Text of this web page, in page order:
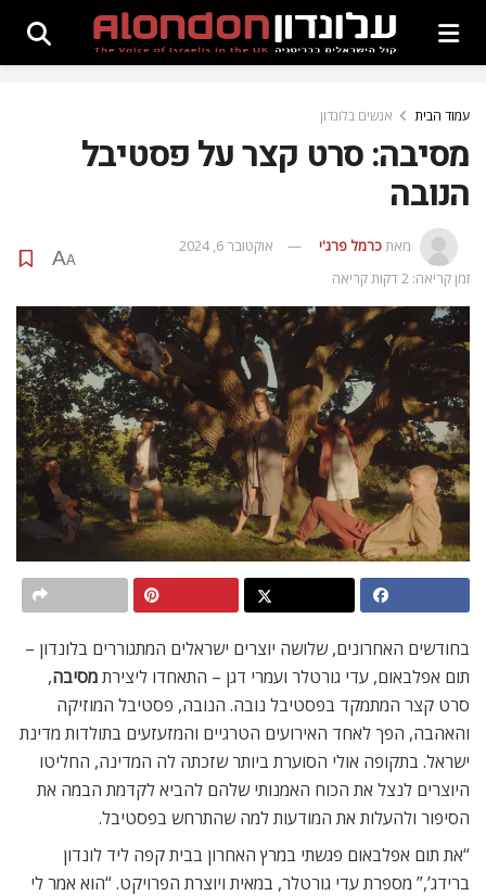
עמוד הבית אנשים בלונדון
מסיבה: סרט קצר על פסטיבל
הנובה
מאתכרמל פרג'י
אוקטובר 6, 2024
זמן קריאה: 2 דקות קריאה
A
A
בחודשים האחרונים, שלושה יוצרים ישראלים המתגוררים בלונדון –
תום אפלבאום, עדי גורטלר ועמרי דגן – התאחדו ליצירתמסיבה,
סרט קצר המתמקד בפסטיבל נובה. הנובה, פסטיבל המוזיקה
והאהבה, הפך לאחד האירועים הטרגיים והמזעזעים בתולדות מדינת
ישראל. בתקופה אולי הסוערת ביותר שזכתה לה המדינה, החליטו
היוצרים לנצל את הכוח האמנותי שלהם להביא לקדמת הבמה את
הסיפור ולהעלות את המודעות למה שהתרחש בפסטיבל.
“את תום אפלבאום פגשתי במרץ האחרון בבית קפה ליד לונדון
ברידג’,” מספרת עדי גורטלר, במאית ויוצרת הפרויקט. “הוא אמר לי